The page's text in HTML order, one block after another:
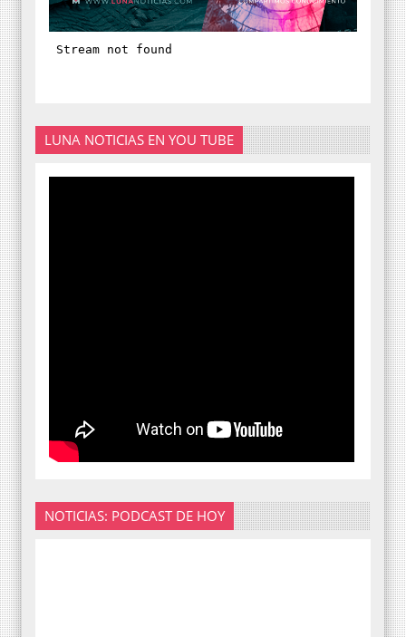
LUNA NOTICIAS EN YOU TUBE
NOTICIAS: PODCAST DE HOY